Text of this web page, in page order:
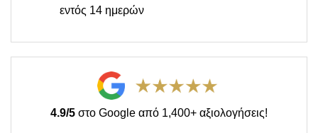
εντός 14 ημερών
4.9/5 στο Google από 1,400+ αξιολογήσεις!